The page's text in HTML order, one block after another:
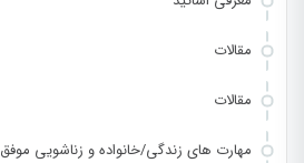
مقالات
مقالات
مهارت های زندگی/خانواده و زناشویی موفق